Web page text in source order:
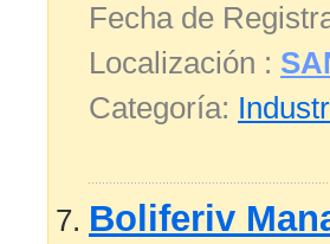
Fecha de
Localización :
Categoría:
Boliferiv